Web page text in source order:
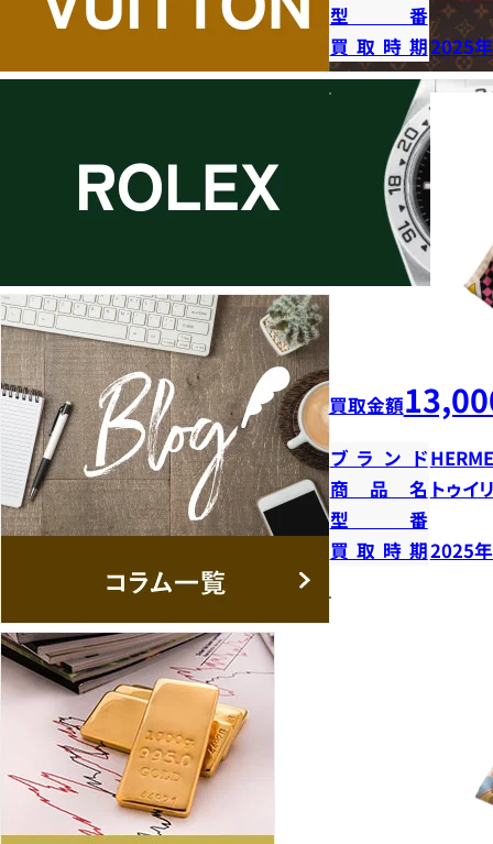
型番
買取時期2025
買取金額
ブランド
商品名 トゥイ
型番
買取時期2025